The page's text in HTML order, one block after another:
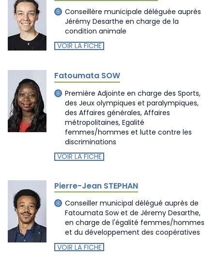
Conseillère municipale déléguée auprès
Jérémy Desarthe en charge de la
condition animale
VOIR LA FICHE
Fatoumata SOW
Première Adjointe en charge des Sports,
des Jeux olympiques et paralympiques,
des Affaires générales, Affaires
métropolitaines, Egalité
femmes/hommes et lutte contre les
discriminations
VOIR LA FICHE
Pierre-Jean STEPHAN
Conseiller municipal délégué auprès de
Fatoumata Sow et de Jéremy Desarthe,
en charge de l'égalité femmes/hommes
et du développement des coopératives
VOIR LA FICHE